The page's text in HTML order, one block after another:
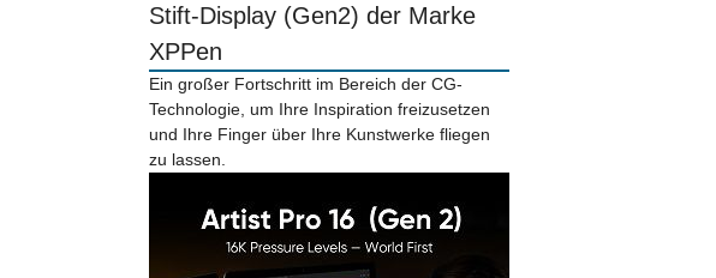
Stift-Display (Gen2) der Marke
XPPen
Ein großer Fortschritt im Bereich der CG-
Technologie, um Ihre Inspiration freizusetzen
und Ihre Finger über Ihre Kunstwerke fliegen
zu lassen.